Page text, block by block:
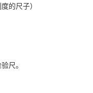
的尺子）
尺。